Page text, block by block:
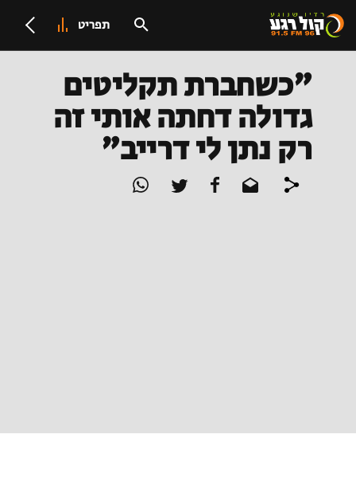
תפריט
"כשחברת תקליטים
גדולה דחתה אותי זה
רק נתן לי דרייב"